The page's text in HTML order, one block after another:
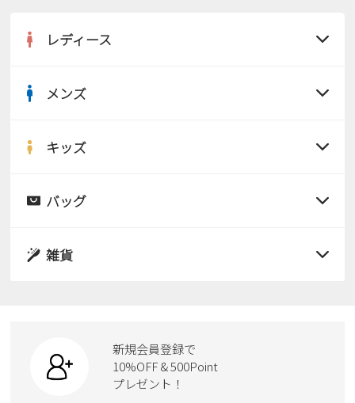
レディース
サンダル
スニーカー
カジュアルシューズ
ワークシューズ
メンズ
サンダル
ローファー
キッズ
サンダル
スクール
バッグ
ボディバッグ
ハンドバッグ
雑貨
ケア用品
新規会員登録で
10%OFF & 500Point
プレゼント！